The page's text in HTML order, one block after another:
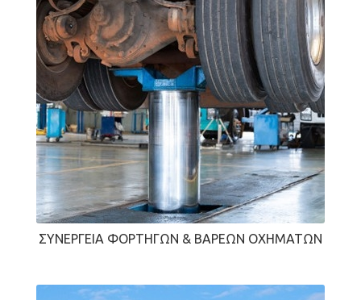
ΣΥΝΕΡΓΕΊΑ ΦΟΡΤΗΓΏΝ & ΒΑΡΈΩΝ ΟΧΗΜΆΤΩΝ